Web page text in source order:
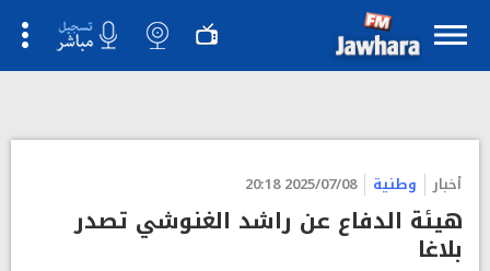
أخبار وطنية 2025/07/08 20:18
هيئة الدفاع عن راشد الغنوشي تصدر
بلاغا